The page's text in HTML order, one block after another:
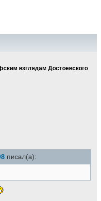
взглядам Достоевского
писал(а):